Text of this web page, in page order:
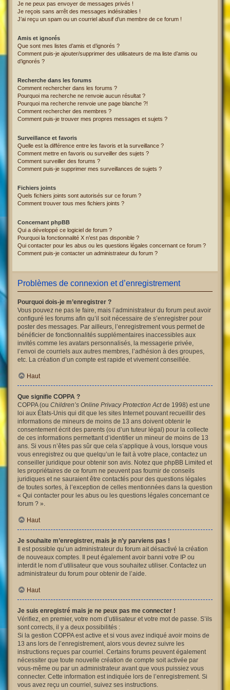
Je ne peux pas envoyer de messages privés !
Je reçois sans arrêt des messages indésirables !
J’ai reçu un spam ou un courriel abusif d’un membre de ce forum !
Amis et ignorés
Que sont mes listes d’amis et d’ignorés ?
Comment puis-je ajouter/supprimer des utilisateurs de ma liste d’amis ou
d’ignorés ?
Recherche dans les forums
Comment rechercher dans les forums ?
Pourquoi ma recherche ne renvoie aucun résultat ?
Pourquoi ma recherche renvoie une page blanche ?!
Comment rechercher des membres ?
Comment puis-je trouver mes propres messages et sujets ?
Surveillance et favoris
Quelle est la différence entre les favoris et la surveillance ?
Comment mettre en favoris ou surveiller des sujets ?
Comment surveiller des forums ?
Comment puis-je supprimer mes surveillances de sujets ?
Fichiers joints
Quels fichiers joints sont autorisés sur ce forum ?
Comment trouver tous mes fichiers joints ?
Concernant phpBB
Qui a développé ce logiciel de forum ?
Pourquoi la fonctionnalité X n’est pas disponible ?
Qui contacter pour les abus ou les questions légales concernant ce forum ?
Comment puis-je contacter un administrateur du forum ?
Problèmes de connexion et d’enregistrement
Pourquoi dois-je m’enregistrer ?
Vous pouvez ne pas le faire, mais l’administrateur du forum peut avoir
configuré les forums afin qu’il soit nécessaire de s’enregistrer pour
poster des messages. Par ailleurs, l’enregistrement vous permet de
bénéficier de fonctionnalités supplémentaires inaccessibles aux
invités comme les avatars personnalisés, la messagerie privée,
l’envoi de courriels aux autres membres, l’adhésion à des groupes,
etc. La création d’un compte est rapide et vivement conseillée.
Haut
Que signifie COPPA ?
COPPA (ou Children’s Online Privacy Protection Actde 1998) est une
loi aux États-Unis qui dit que les sites Internet pouvant recueillir des
informations de mineurs de moins de 13 ans doivent obtenir le
consentement écrit des parents (ou d’un tuteur légal) pour la collecte
de ces informations permettant d’identifier un mineur de moins de 13
ans. Si vous n’êtes pas sûr que cela s’applique à vous, lorsque vous
vous enregistrez ou que quelqu’un le fait à votre place, contactez un
conseiller juridique pour obtenir son avis. Notez que phpBB Limited et
les propriétaires de ce forum ne peuvent pas fournir de conseils
juridiques et ne sauraient être contactés pour des questions légales
de toutes sortes, à l’exception de celles mentionnées dans la question
« Qui contacter pour les abus ou les questions légales concernant ce
forum ? ».
Haut
Je souhaite m’enregistrer, mais je n’y parviens pas !
Il est possible qu’un administrateur du forum ait désactivé la création
de nouveaux comptes. Il peut également avoir banni votre IP ou
interdit le nom d’utilisateur que vous souhaitez utiliser. Contactez un
administrateur du forum pour obtenir de l’aide.
Haut
Je suis enregistré mais je ne peux pas me connecter !
Vérifiez, en premier, votre nom d’utilisateur et votre mot de passe. S’ils
sont corrects, il y a deux possibilités :
Si la gestion COPPA est active et si vous avez indiqué avoir moins de
13 ans lors de l’enregistrement, alors vous devrez suivre les
instructions reçues par courriel. Certains forums peuvent également
nécessiter que toute nouvelle création de compte soit activée par
vous-même ou par un administrateur avant que vous puissiez vous
connecter. Cette information est indiquée lors de l’enregistrement. Si
vous avez reçu un courriel, suivez ses instructions.